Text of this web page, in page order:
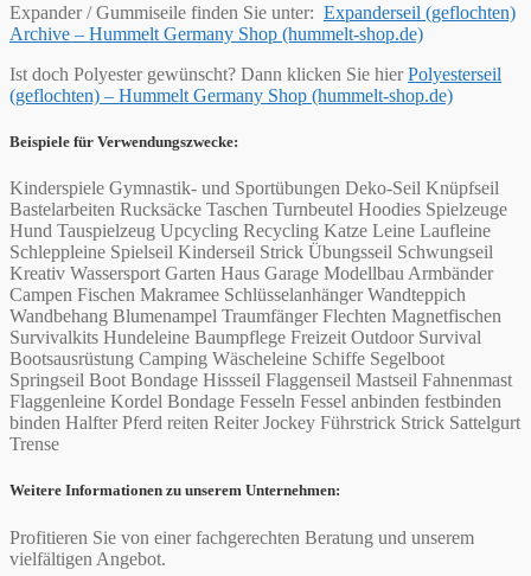
Expander / Gummiseile finden Sie unter: Expanderseil (geflochten)
Archive – Hummelt Germany Shop (hummelt-shop.de)
Ist doch Polyester gewünscht? Dann klicken Sie hierPolyesterseil
(geflochten) – Hummelt Germany Shop (hummelt-shop.de)
Beispiele für Verwendungszwecke:
Kinderspiele Gymnastik- und Sportübungen Deko-Seil Knüpfseil
Bastelarbeiten Rucksäcke Taschen Turnbeutel Hoodies Spielzeuge
Hund Tauspielzeug Upcycling Recycling Katze Leine Laufleine
Schleppleine Spielseil Kinderseil Strick Übungsseil Schwungseil
Kreativ Wassersport Garten Haus Garage Modellbau Armbänder
Campen Fischen Makramee Schlüsselanhänger Wandteppich
Wandbehang Blumenampel Traumfänger Flechten Magnetfischen
Survivalkits Hundeleine Baumpflege Freizeit Outdoor Survival
Bootsausrüstung Camping Wäscheleine Schiffe Segelboot
Springseil Boot Bondage Hissseil Flaggenseil Mastseil Fahnenmast
Flaggenleine Kordel Bondage Fesseln Fessel anbinden festbinden
binden Halfter Pferd reiten Reiter Jockey Führstrick Strick Sattelgurt
Trense
Weitere Informationen zu unserem Unternehmen:
Profitieren Sie von einer fachgerechten Beratung und unserem
vielfältigen Angebot.